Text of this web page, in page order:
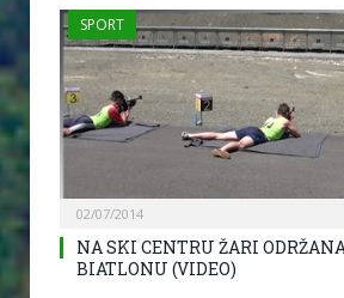
SPORT
02/07/2014
NA SKI CENTRU ŽARI
BIATLONU (VIDEO)